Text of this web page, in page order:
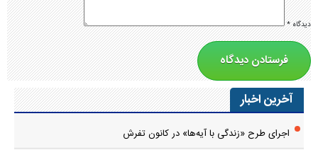
دیدگاه*
آخرین اخبار
اجرای طرح «زندگی با آیه‌ها» در کانون تفرش